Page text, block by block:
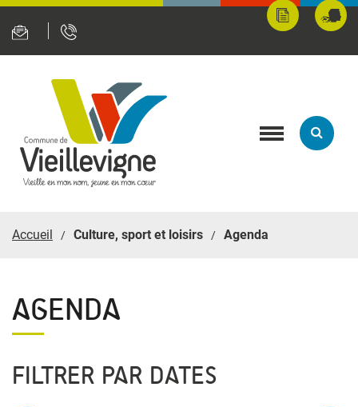
Mes
démarches
Toggle
Accueil Culture, sport et loisirs Agenda
AGENDA
FILTRER PAR DATES
Panneau de gestion des cookies